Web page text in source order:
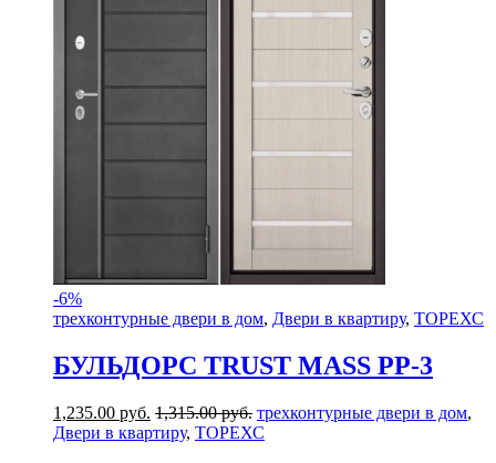
-6%
трехконтурные двери в дом, Двери в квартиру, ТОРЕХС
БУЛЬДОРС TRUST MASS PP-3
1,235.00 руб. 1,315.00руб. трехконтурные двери в дом,
Двери в квартиру, ТОРЕХС